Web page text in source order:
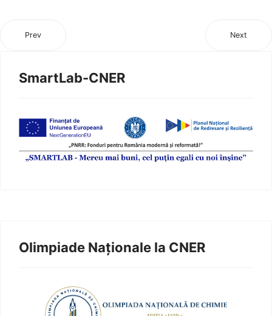
Prev Next
SmartLab-CNER
Olimpiade Naționale la CNER